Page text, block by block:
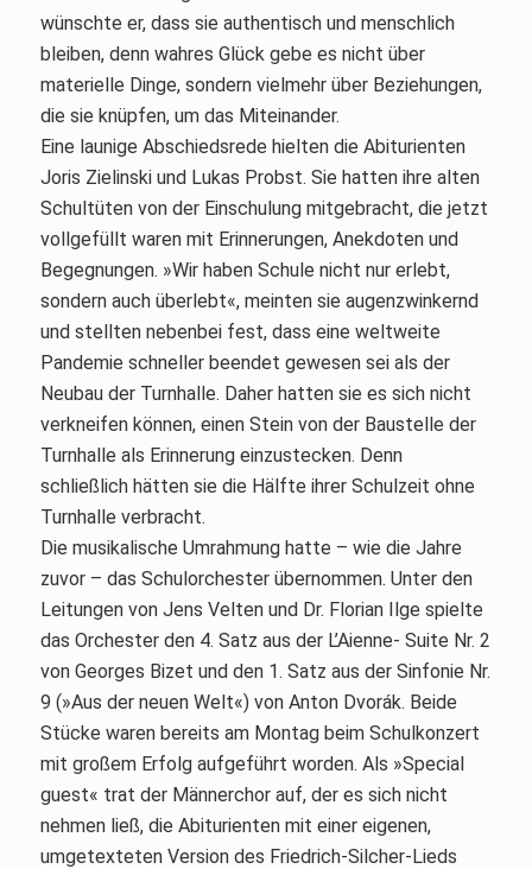
wünschte er, dass sie authentisch und menschlich
bleiben, denn wahres Glück gebe es nicht über
materielle Dinge, sondern vielmehr über Beziehungen,
die sie knüpfen, um das Miteinander.
Eine launige Abschiedsrede hielten die Abiturienten
Joris Zielinski und Lukas Probst. Sie hatten ihre alten
Schultüten von der Einschulung mitgebracht, die jetzt
vollgefüllt waren mit Erinnerungen, Anekdoten und
Begegnungen. »Wir haben Schule nicht nur erlebt,
sondern auch überlebt«, meinten sie augenzwinkernd
und stellten nebenbei fest, dass eine weltweite
Pandemie schneller beendet gewesen sei als der
Neubau der Turnhalle. Daher hatten sie es sich nicht
verkneifen können, einen Stein von der Baustelle der
Turnhalle als Erinnerung einzustecken. Denn
schließlich hätten sie die Hälfte ihrer Schulzeit ohne
Turnhalle verbracht.
Die musikalische Umrahmung hatte – wie die Jahre
zuvor – das Schulorchester übernommen. Unter den
Leitungen von Jens Velten und Dr. Florian Ilge spielte
das Orchester den 4. Satz aus der L’Aienne- Suite Nr. 2
von Georges Bizet und den 1. Satz aus der Sinfonie Nr.
9 (»Aus der neuen Welt«) von Anton Dvorák. Beide
Stücke waren bereits am Montag beim Schulkonzert
mit großem Erfolg aufgeführt worden. Als »Special
guest« trat der Männerchor auf, der es sich nicht
nehmen ließ, die Abiturienten mit einer eigenen,
umgetexteten Version des Friedrich-Silcher-Lieds